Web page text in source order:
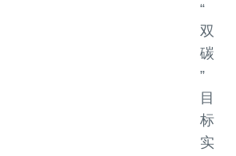
“
双
碳
”
目
标
实